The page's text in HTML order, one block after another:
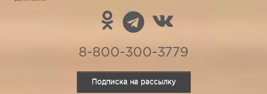
8-800-300-3779
Подписка на рассылку